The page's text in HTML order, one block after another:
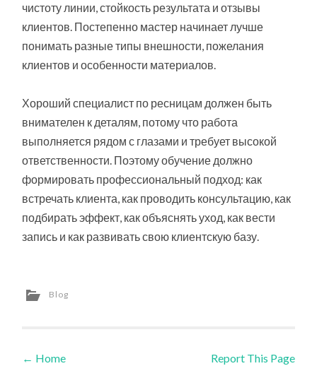
чистоту линии, стойкость результата и отзывы
клиентов. Постепенно мастер начинает лучше
понимать разные типы внешности, пожелания
клиентов и особенности материалов.
Хороший специалист по ресницам должен быть
внимателен к деталям, потому что работа
выполняется рядом с глазами и требует высокой
ответственности. Поэтому обучение должно
формировать профессиональный подход: как
встречать клиента, как проводить консультацию, как
подбирать эффект, как объяснять уход, как вести
запись и как развивать свою клиентскую базу.
Blog
← Home Report This Page